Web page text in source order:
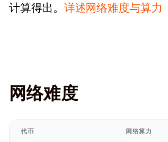
计算得出。 详述网络难度与算力
网络难度
代币 网络算力